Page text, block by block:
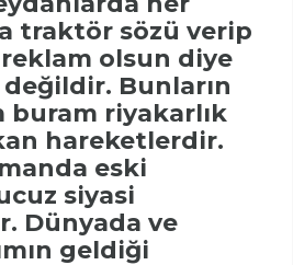
traktör sözü verip
olsun diye
Bunların
buram riyakarlık
hareketlerdir.
eski
siyasi
Dünyada ve
geldiği